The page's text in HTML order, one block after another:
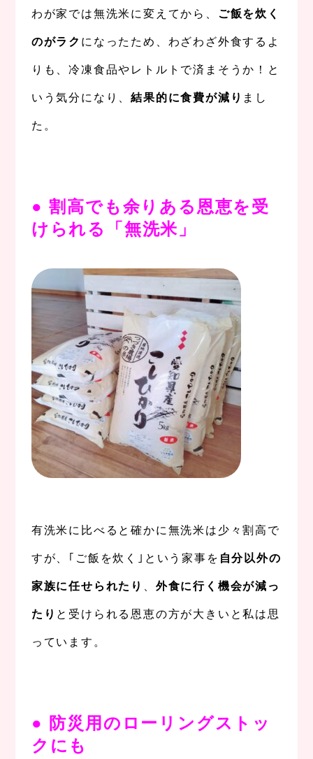
わが家では無洗米に変えてから、 ご飯を炊く
のがラク になったため、わざわざ外食するよ
りも、冷凍食品やレトルトで済まそうか！と
いう気分になり、結果的に食費が減り まし
た。
●割高でも余りある恩恵を受
けられる「無洗米」
有洗米に比べると確かに無洗米は少々割高で
すが、｢ご飯を炊く｣という家事を 自分以外の
家族に任せられたり 外食に行く機会が減っ
たり と受けられる恩恵の方が大きいと私は思
っています。
● 防災用のローリングストッ
クにも